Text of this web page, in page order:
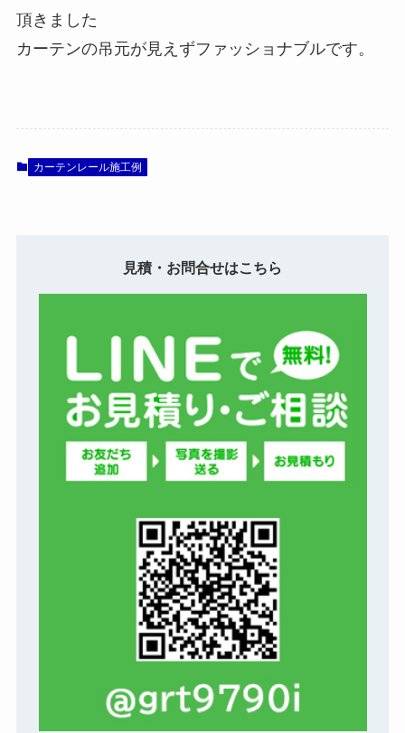
頂きました
カーテンの吊元が見えずファッショナブルです。
カーテンレール施工例
見積・お問合せはこちら